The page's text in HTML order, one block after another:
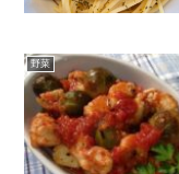
野菜